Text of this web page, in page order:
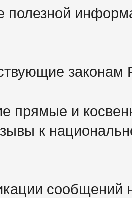
полезной
законам
прямые и
к
сообщений